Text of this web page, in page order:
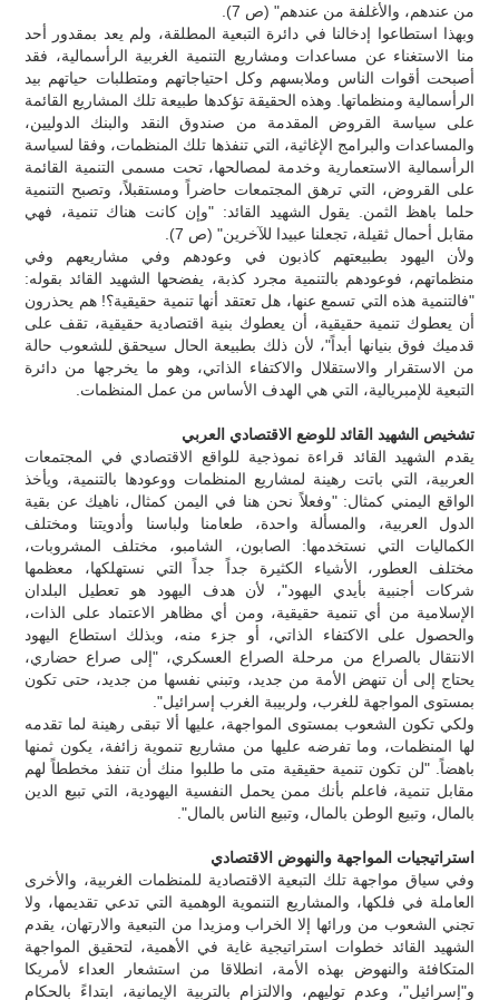
من عندهم، والأغلفة من عندهم" (ص 7).
وبهذا استطاعوا إدخالنا في دائرة التبعية المطلقة، ولم يعد بمقدور أحد
منا الاستغناء عن مساعدات ومشاريع التنمية الغربية الرأسمالية، فقد
أصبحت أقوات الناس وملابسهم وكل احتياجاتهم ومتطلبات حياتهم بيد
الرأسمالية ومنظماتها. وهذه الحقيقة تؤكدها طبيعة تلك المشاريع القائمة
على سياسة القروض المقدمة من صندوق النقد والبنك الدوليين،
والمساعدات والبرامج الإغاثية، التي تنفذها تلك المنظمات، وفقا لسياسة
الرأسمالية الاستعمارية وخدمة لمصالحها، تحت مسمى التنمية القائمة
على القروض، التي ترهق المجتمعات حاضراً ومستقبلاً، وتصبح التنمية
حلما باهظ الثمن. يقول الشهيد القائد: "وإن كانت هناك تنمية، فهي
مقابل أحمال ثقيلة، تجعلنا عبيدا للآخرين" (ص 7).
ولأن اليهود بطبيعتهم كاذبون في وعودهم وفي مشاريعهم وفي
منظماتهم، فوعودهم بالتنمية مجرد كذبة، يفضحها الشهيد القائد بقوله:
"فالتنمية هذه التي تسمع عنها، هل تعتقد أنها تنمية حقيقية؟! هم يحذرون
أن يعطوك تنمية حقيقية، أن يعطوك بنية اقتصادية حقيقية، تقف على
قدميك فوق بنيانها أبداً"، لأن ذلك بطبيعة الحال سيحقق للشعوب حالة
من الاستقرار والاستقلال والاكتفاء الذاتي، وهو ما يخرجها من دائرة
التبعية للإمبريالية، التي هي الهدف الأساس من عمل المنظمات.
تشخيص الشهيد القائد للوضع الاقتصادي العربي
يقدم الشهيد القائد قراءة نموذجية للواقع الاقتصادي في المجتمعات
العربية، التي باتت رهينة لمشاريع المنظمات ووعودها بالتنمية، ويأخذ
الواقع اليمني كمثال: "وفعلاً نحن هنا في اليمن كمثال، ناهيك عن بقية
الدول العربية، والمسألة واحدة، طعامنا ولباسنا وأدويتنا ومختلف
الكماليات التي نستخدمها: الصابون، الشامبو، مختلف المشروبات،
مختلف العطور، الأشياء الكثيرة جداً جداً التي نستهلكها، معظمها
شركات أجنبية بأيدي اليهود"، لأن هدف اليهود هو تعطيل البلدان
الإسلامية من أي تنمية حقيقية، ومن أي مظاهر الاعتماد على الذات،
والحصول على الاكتفاء الذاتي، أو جزء منه، وبذلك استطاع اليهود
الانتقال بالصراع من مرحلة الصراع العسكري، "إلى صراع حضاري،
يحتاج إلى أن تنهض الأمة من جديد، وتبني نفسها من جديد، حتى تكون
بمستوى المواجهة للغرب، ولربيبة الغرب إسرائيل".
ولكي تكون الشعوب بمستوى المواجهة، عليها ألا تبقى رهينة لما تقدمه
لها المنظمات، وما تفرضه عليها من مشاريع تنموية زائفة، يكون ثمنها
باهضاً. "لن تكون تنمية حقيقية متى ما طلبوا منك أن تنفذ مخططاً لهم
مقابل تنمية، فاعلم بأنك ممن يحمل النفسية اليهودية، التي تبيع الدين
بالمال، وتبيع الوطن بالمال، وتبيع الناس بالمال".
استراتيجيات المواجهة والنهوض الاقتصادي
وفي سياق مواجهة تلك التبعية الاقتصادية للمنظمات الغربية، والأخرى
العاملة في فلكها، والمشاريع التنموية الوهمية التي تدعي تقديمها، ولا
تجني الشعوب من ورائها إلا الخراب ومزيدا من التبعية والارتهان، يقدم
الشهيد القائد خطوات استراتيجية غاية في الأهمية، لتحقيق المواجهة
المتكافئة والنهوض بهذه الأمة، انطلاقا من استشعار العداء لأمريكا
و"إسرائيل"، وعدم توليهم، والالتزام بالتربية الإيمانية، ابتداءً بالحكام